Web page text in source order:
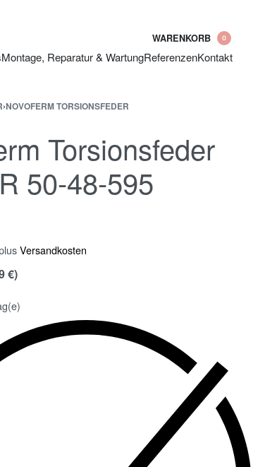
WARENKORB 0
Montage, Reparatur & WartungReferenzenKontakt
›NOVOFERM TORSIONSFEDER
Torsionsfeder
50-48-595
Versandkosten
€)